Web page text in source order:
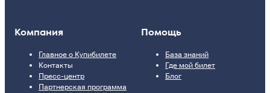
Компания
Главное о Купибилете
Контакты
Пресс-центр
Партнерская программа
Помощь
База знаний
Где мой билет
Блог